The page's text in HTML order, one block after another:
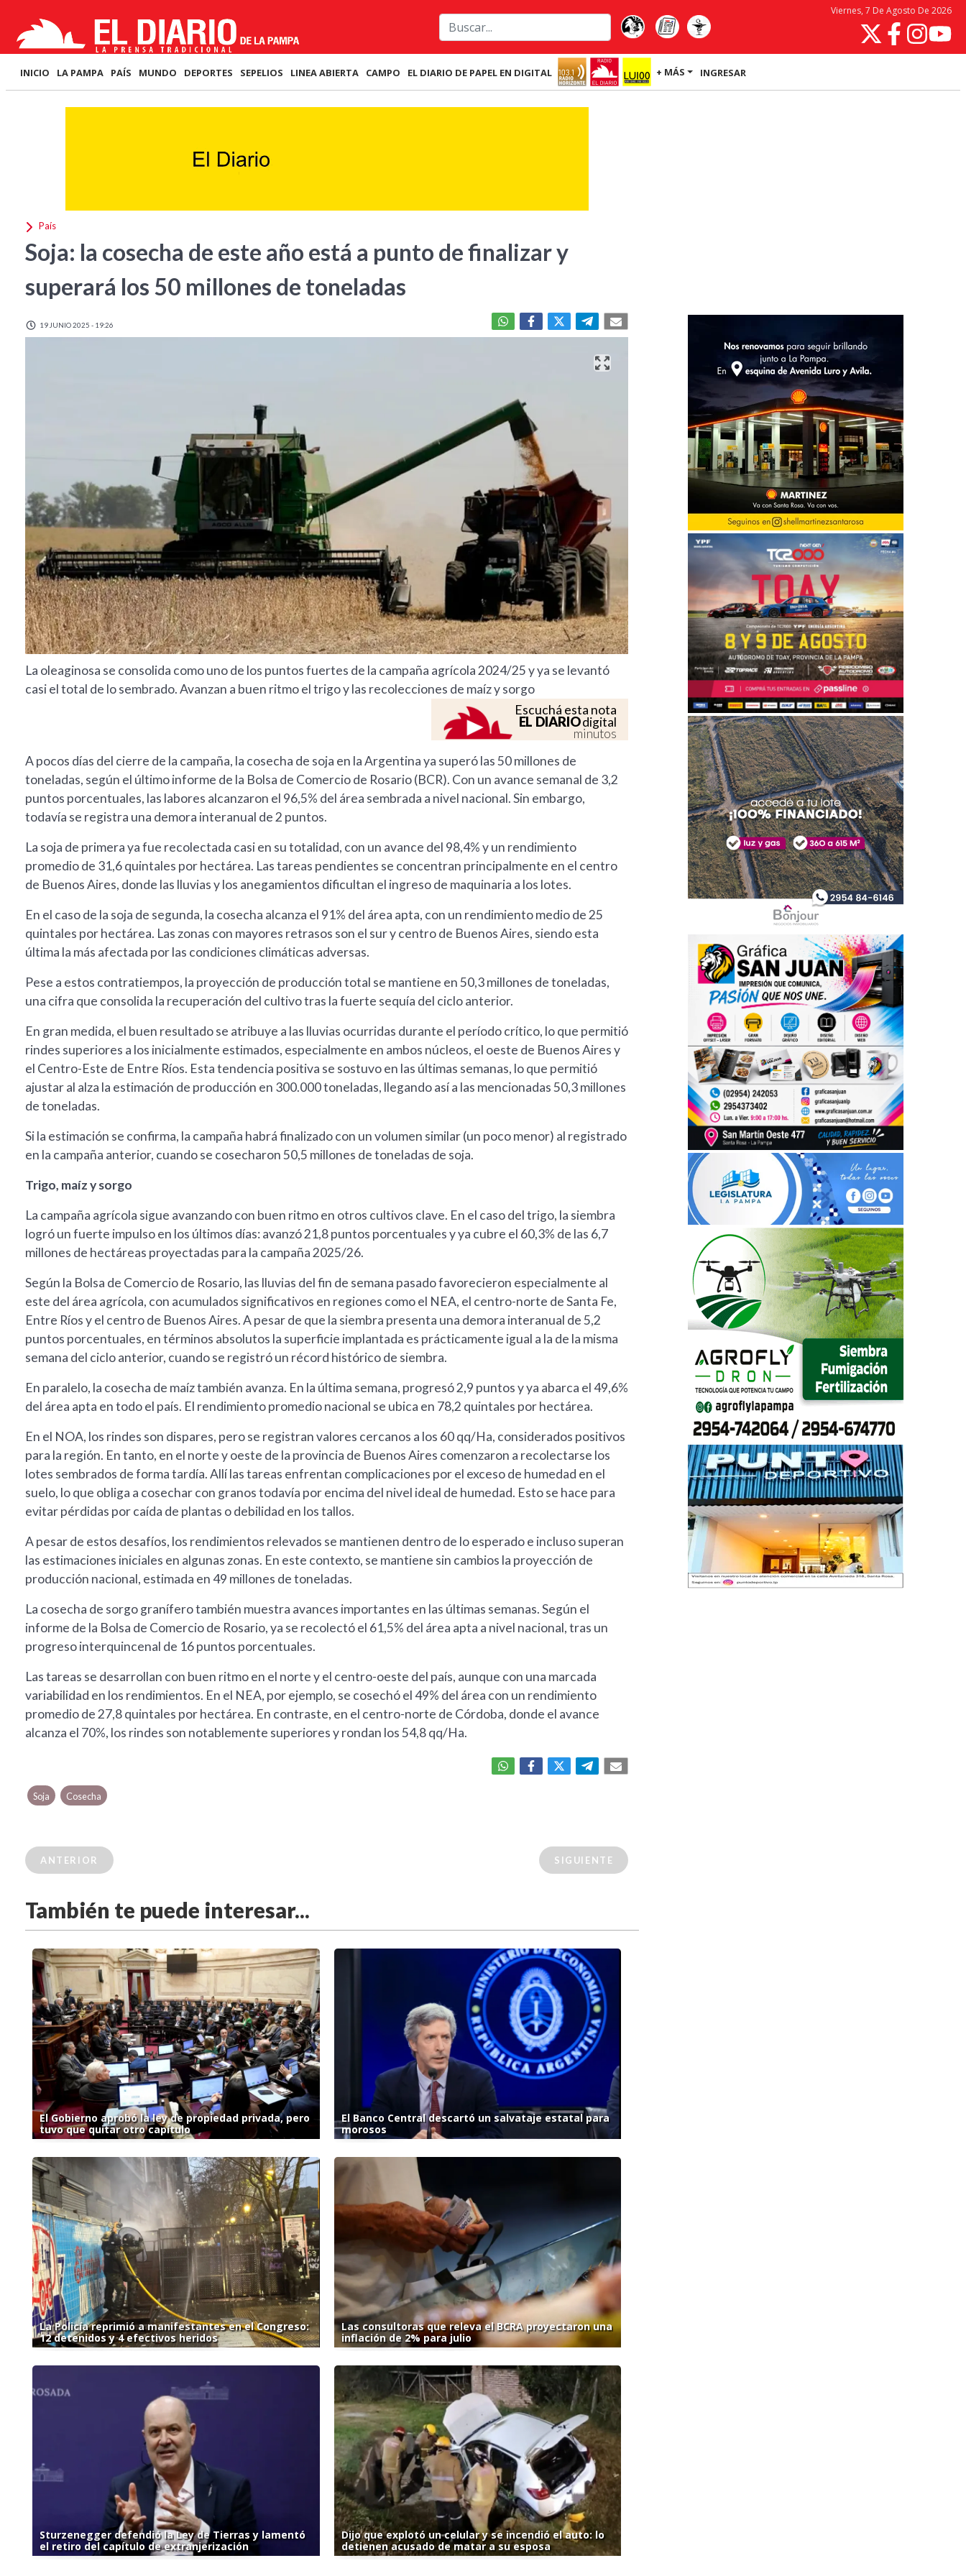
Viernes, 7 De Agosto De 2026
INICIO LA PAMPA PAÍS MUNDO DEPORTES SEPELIOS LINEA ABIERTA CAMPO EL DIARIO DE PAPEL EN DIGITAL + MÁS INGRESAR
País
Soja: la cosecha de este año está a punto de finalizar y
superará los 50 millones de toneladas
19 JUNIO 2025 - 19:26
La oleaginosa se consolida como uno de los puntos fuertes de la campaña agrícola 2024/25 y ya se levantó
casi el total de lo sembrado. Avanzan a buen ritmo el trigo y las recolecciones de maíz y sorgo
Escuchá esta nota
EL DIARIOdigital
minutos
A pocos días del cierre de la campaña, la cosecha de soja en la Argentina ya superó las 50 millones de
toneladas, según el último informe de la Bolsa de Comercio de Rosario (BCR). Con un avance semanal de 3,2
puntos porcentuales, las labores alcanzaron el 96,5% del área sembrada a nivel nacional. Sin embargo,
todavía se registra una demora interanual de 2 puntos.
La soja de primera ya fue recolectada casi en su totalidad, con un avance del 98,4% y un rendimiento
promedio de 31,6 quintales por hectárea. Las tareas pendientes se concentran principalmente en el centro
de Buenos Aires, donde las lluvias y los anegamientos dificultan el ingreso de maquinaria a los lotes.
En el caso de la soja de segunda, la cosecha alcanza el 91% del área apta, con un rendimiento medio de 25
quintales por hectárea. Las zonas con mayores retrasos son el sur y centro de Buenos Aires, siendo esta
última la más afectada por las condiciones climáticas adversas.
Pese a estos contratiempos, la proyección de producción total se mantiene en 50,3 millones de toneladas,
una cifra que consolida la recuperación del cultivo tras la fuerte sequía del ciclo anterior.
En gran medida, el buen resultado se atribuye a las lluvias ocurridas durante el período crítico, lo que permitió
rindes superiores a los inicialmente estimados, especialmente en ambos núcleos, el oeste de Buenos Aires y
el Centro-Este de Entre Ríos. Esta tendencia positiva se sostuvo en las últimas semanas, lo que permitió
ajustar al alza la estimación de producción en 300.000 toneladas, llegando así a las mencionadas 50,3 millones
de toneladas.
Si la estimación se confirma, la campaña habrá finalizado con un volumen similar (un poco menor) al registrado
en la campaña anterior, cuando se cosecharon 50,5 millones de toneladas de soja.
Trigo, maíz y sorgo
La campaña agrícola sigue avanzando con buen ritmo en otros cultivos clave. En el caso del trigo, la siembra
logró un fuerte impulso en los últimos días: avanzó 21,8 puntos porcentuales y ya cubre el 60,3% de las 6,7
millones de hectáreas proyectadas para la campaña 2025/26.
Según la Bolsa de Comercio de Rosario, las lluvias del fin de semana pasado favorecieron especialmente al
este del área agrícola, con acumulados significativos en regiones como el NEA, el centro-norte de Santa Fe,
Entre Ríos y el centro de Buenos Aires. A pesar de que la siembra presenta una demora interanual de 5,2
puntos porcentuales, en términos absolutos la superficie implantada es prácticamente igual a la de la misma
semana del ciclo anterior, cuando se registró un récord histórico de siembra.
En paralelo, la cosecha de maíz también avanza. En la última semana, progresó 2,9 puntos y ya abarca el 49,6%
del área apta en todo el país. El rendimiento promedio nacional se ubica en 78,2 quintales por hectárea.
En el NOA, los rindes son dispares, pero se registran valores cercanos a los 60 qq/Ha, considerados positivos
para la región. En tanto, en el norte y oeste de la provincia de Buenos Aires comenzaron a recolectarse los
lotes sembrados de forma tardía. Allí las tareas enfrentan complicaciones por el exceso de humedad en el
suelo, lo que obliga a cosechar con granos todavía por encima del nivel ideal de humedad. Esto se hace para
evitar pérdidas por caída de plantas o debilidad en los tallos.
A pesar de estos desafíos, los rendimientos relevados se mantienen dentro de lo esperado e incluso superan
las estimaciones iniciales en algunas zonas. En este contexto, se mantiene sin cambios la proyección de
producción nacional, estimada en 49 millones de toneladas.
La cosecha de sorgo granífero también muestra avances importantes en las últimas semanas. Según el
informe de la Bolsa de Comercio de Rosario, ya se recolectó el 61,5% del área apta a nivel nacional, tras un
progreso interquincenal de 16 puntos porcentuales.
Las tareas se desarrollan con buen ritmo en el norte y el centro-oeste del país, aunque con una marcada
variabilidad en los rendimientos. En el NEA, por ejemplo, se cosechó el 49% del área con un rendimiento
promedio de 27,8 quintales por hectárea. En contraste, en el centro-norte de Córdoba, donde el avance
alcanza el 70%, los rindes son notablemente superiores y rondan los 54,8 qq/Ha.
Soja Cosecha
ANTERIOR SIGUIENTE
También te puede interesar...
El Gobierno aprobó la ley de propiedad privada, pero
tuvo que quitar otro capítulo
El Banco Central descartó un salvataje estatal para
morosos
La Policía reprimió a manifestantes en el Congreso:
12 detenidos y 4 efectivos heridos
Las consultoras que releva el BCRA proyectaron una
inflación de 2% para julio
Sturzenegger defendió la Ley de Tierras y lamentó
el retiro del capítulo de extranjerización
Dijo que explotó un celular y se incendió el auto: lo
detienen acusado de matar a su esposa